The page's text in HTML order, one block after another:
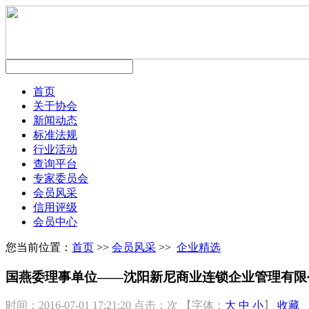
首页
关于协会
新闻动态
标准法规
行业活动
查询平台
专家委员会
会员风采
信用评级
会员中心
您当前位置： 首页 >> 会员风采 >> 企业精选
国燕委理事单位——沈阳新尼商业连锁企业管理有
时间：2016-07-01 17:21:20 点击： 次 【字体： 大 中 小】 收藏